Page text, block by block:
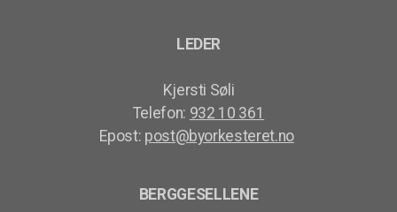
LEDER
Kjersti Søli
Telefon: 932 10 361
Epost: post@byorkesteret.no
BERGGESELLENE